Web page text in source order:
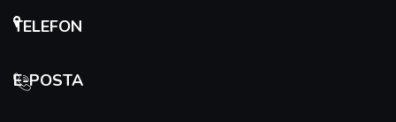
TELEFON
E-POSTA